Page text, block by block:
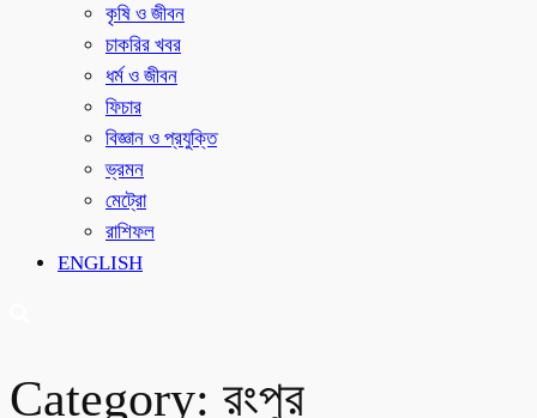
কৃষি ও জীবন
চাকরির খবর
ধর্ম ও জীবন
ফিচার
বিজ্ঞান ও প্রযুক্তি
ভ্রমন
মেট্রো
রাশিফল
ENGLISH
Category: রংপুর